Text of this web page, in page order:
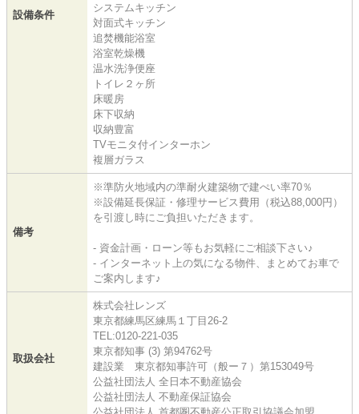
設備条件
システムキッチン
対面式キッチン
追焚機能浴室
浴室乾燥機
温水洗浄便座
トイレ２ヶ所
床暖房
床下収納
収納豊富
TVモニタ付インターホン
複層ガラス
備考
※準防火地域内の準耐火建築物で建ぺい率70％
※設備延長保証・修理サービス費用（税込88,000円）
を引渡し時にご負担いただきます。
- 資金計画・ローン等もお気軽にご相談下さい♪
- インターネット上の気になる物件、まとめてお車で
ご案内します♪
取扱会社
株式会社レンズ
東京都練馬区練馬１丁目26-2
TEL:0120-221-035
東京都知事 (3) 第94762号
建設業 東京都知事許可（般ー７）第153049号
公益社団法人 全日本不動産協会
公益社団法人 不動産保証協会